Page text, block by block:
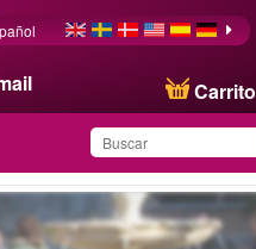
Carrito
Ha guardado este
producto en su lista